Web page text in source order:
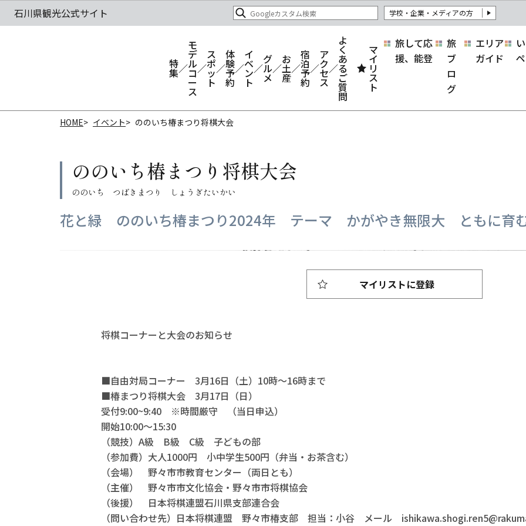
学校・企業・メディアの方
特
集
モ
デ
ル
コ
ー
ス
ス
ポ
ッ
ト
体
験
予
約
イ
ベ
ン
ト
グ
ル
メ
お
土
産
宿
泊
予
約
ア
ク
セ
ス
よ
く
あ
る
ご
質
問
マ
イ
リ
ス
ト
旅して応
援、能登
旅
ブ
ロ
グ
エリア
ガイド
HOME イベント ののいち椿まつり将棋大会
ののいち椿まつり将棋大会
花と緑 ののいち椿まつり2024年 テーマ かがやき無限大 ともに育
将棋コーナーと大会のお知らせ
■自由対局コーナー 3月16日（土）10時～16時まで
■椿まつり将棋大会 3月17日（日）
受付9:00~9:40 ※時間厳守 （当日申込）
開始10:00～15:30
（競技）A級 B級 C級 子どもの部
（参加費）大人1000円 小中学生500円（弁当・お茶含む）
（会場） 野々市市教育センター（両日とも）
（主催） 野々市市文化協会・野々市市将棋協会
（後援） 日本将棋連盟石川県支部連合会
（問い合わせ先）日本将棋連盟 野々市椿支部 担当：小谷 メール
マイリストに登録